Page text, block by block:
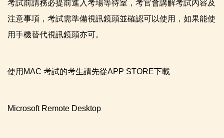
考試前請務必提前進入考場等待室，考官會講解考試內容及
注意事項，考試需準備視訊鏡頭並確認可以使用，如果能使
用手機替代視訊鏡頭亦可。
使用MAC 考試的考生請先從APP STORE下載
Microsoft Remote Desktop